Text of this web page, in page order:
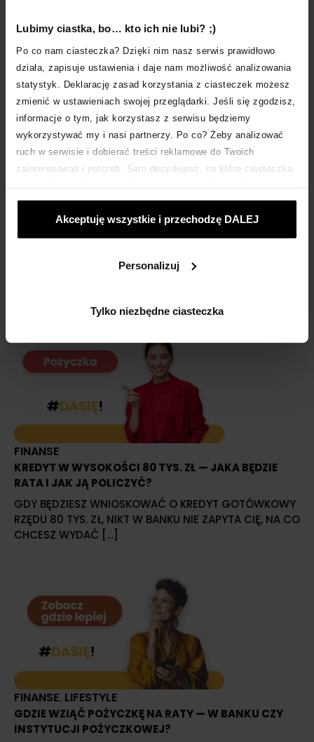
Lubimy ciastka, bo… kto ich nie lubi? ;)
Po co nam ciasteczka? Dzięki nim nasz serwis prawidłowo
działa, zapisuje ustawienia i daje nam możliwość analizowania
statystyk. Deklarację zasad korzystania z ciasteczek możesz
zmienić w ustawieniach swojej przeglądarki. Jeśli się zgodzisz,
informacje o tym, jak korzystasz z serwisu będziemy
wykorzystywać my i nasi partnerzy. Po co? Żeby analizować
ruch w serwisie i dobierać treści reklamowe do Twoich
zainteresowań i potrzeb. Sam decydujesz, na które ciasteczka
„Akceptuje wszystkie i przechodzę DALEJ”; dostosować
ciasteczka używając opcji „Personalizuj”; odmówić ciasteczek,
które nie są niezbędne: klikając „Tylko niezbędne ciasteczka”.
Akceptuję wszystkie i przechodzę DALEJ
Personalizuj
Tylko niezbędne ciasteczka
ZNAJOMO? KOLORY INNE NIŻ W ZAMYŚLE, KONTRAST ZA
LIFESTYLE
POŻYCZKODAWCA IDEALNY – JAK PORÓWNAĆ
OFERTY RÓŻNYCH POŻYCZKODAWCÓW?
RANDKĄ? PRZY PIERWSZYM SPOTKANIU PADAJĄ MIŁE
FINANSE
KREDYT W WYSOKOŚCI 80 TYS. ZŁ — JAKA BĘDZIE
RATA I JAK JĄ POLICZYĆ?
GDY BĘDZIESZ WNIOSKOWAĆ O KREDYT GOTÓWKOWY
RZĘDU 80 TYS. ZŁ, NIKT W BANKU NIE ZAPYTA CIĘ, NA CO
CHCESZ WYDAĆ […]
FINANSE, LIFESTYLE
GDZIE WZIĄĆ POŻYCZKĘ NA RATY — W BANKU CZY
INSTYTUCJI POŻYCZKOWEJ?